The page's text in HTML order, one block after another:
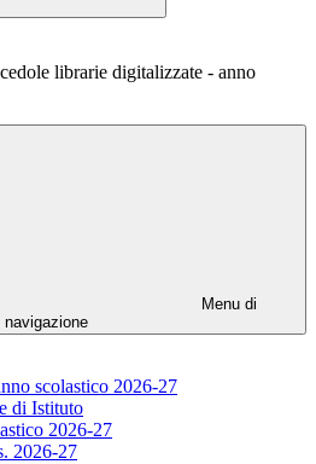
librarie digitalizzate - anno
Menu di
navigazione
scolastico 2026-27
di Istituto
2026-27
2026-27